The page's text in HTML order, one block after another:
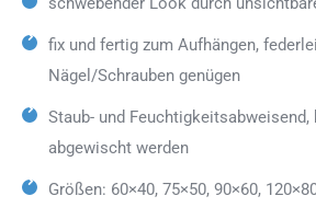
fix und fertig zum Aufhängen,
Nägel/Schrauben genügen
Staub- und Feuchtigkeitsabweisend,
abgewischt werden
Größen: 60×40, 75×50, 90×60,